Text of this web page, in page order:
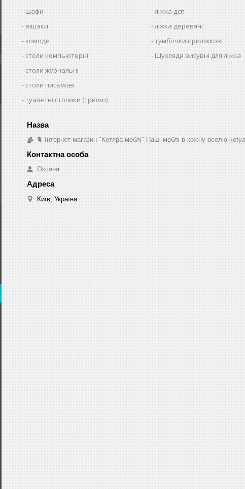
шафи
вішаки
комоди
столи компьютерні
столи журнальні
столи письмові
туалетні столики (трюмо)
ліжка дсп
ліжка деревяні
тумбочки приліжкові
Шухляди висувні для ліжка
🐈 Інтернет-магазин "Котяра-меблі" Наші меблі в кожну оселю
Оксана
Київ, Україна